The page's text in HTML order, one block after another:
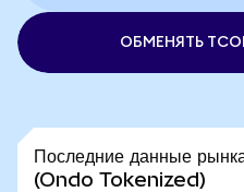
ОБМЕНЯТЬ
Последние данные
(Ondo Tokenized)